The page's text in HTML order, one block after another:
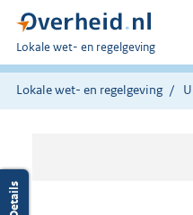
U
bent
hier:
Lokale wet- en regelgeving
Lokale wet- en regelgeving